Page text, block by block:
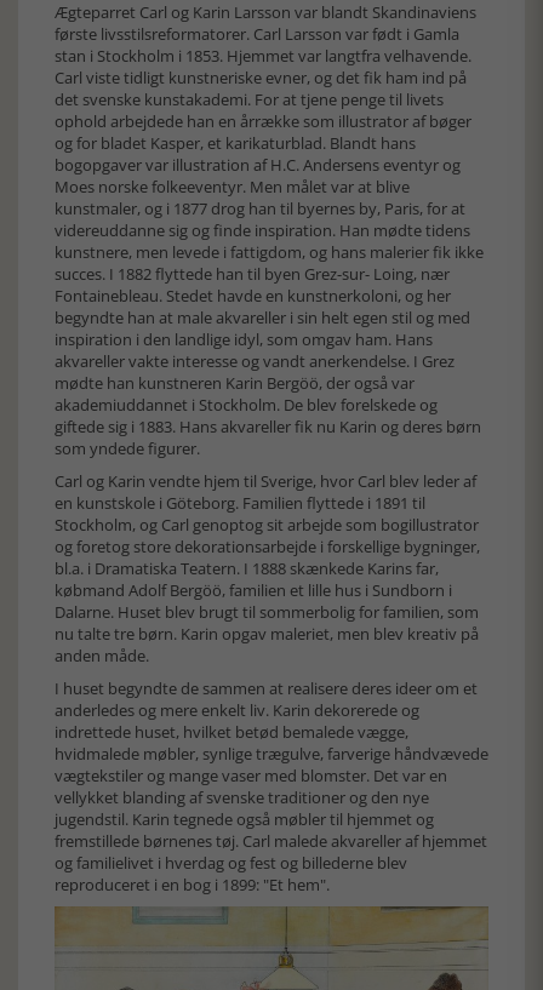
Ægteparret Carl og Karin Larsson var blandt Skandinaviens
første livsstilsreformatorer. Carl Larsson var født i Gamla
stan i Stockholm i 1853. Hjemmet var langtfra velhavende.
Carl viste tidligt kunstneriske evner, og det fik ham ind på
det svenske kunstakademi. For at tjene penge til livets
ophold arbejdede han en årrække som illustrator af bøger
og for bladet Kasper, et karikaturblad. Blandt hans
bogopgaver var illustration af H.C. Andersens eventyr og
Moes norske folkeeventyr. Men målet var at blive
kunstmaler, og i 1877 drog han til byernes by, Paris, for at
videreuddanne sig og finde inspiration. Han mødte tidens
kunstnere, men levede i fattigdom, og hans malerier fik ikke
succes. I 1882 flyttede han til byen Grez-sur- Loing, nær
Fontainebleau. Stedet havde en kunstnerkoloni, og her
begyndte han at male akvareller i sin helt egen stil og med
inspiration i den landlige idyl, som omgav ham. Hans
akvareller vakte interesse og vandt anerkendelse. I Grez
mødte han kunstneren Karin Bergöö, der også var
akademiuddannet i Stockholm. De blev forelskede og
giftede sig i 1883. Hans akvareller fik nu Karin og deres børn
som yndede figurer.
Carl og Karin vendte hjem til Sverige, hvor Carl blev leder af
en kunstskole i Göteborg. Familien flyttede i 1891 til
Stockholm, og Carl genoptog sit arbejde som bogillustrator
og foretog store dekorationsarbejde i forskellige bygninger,
bl.a. i Dramatiska Teatern. I 1888 skænkede Karins far,
købmand Adolf Bergöö, familien et lille hus i Sundborn i
Dalarne. Huset blev brugt til sommerbolig for familien, som
nu talte tre børn. Karin opgav maleriet, men blev kreativ på
anden måde.
I huset begyndte de sammen at realisere deres ideer om et
anderledes og mere enkelt liv. Karin dekorerede og
indrettede huset, hvilket betød bemalede vægge,
hvidmalede møbler, synlige trægulve, farverige håndvævede
vægtekstiler og mange vaser med blomster. Det var en
vellykket blanding af svenske traditioner og den nye
jugendstil. Karin tegnede også møbler til hjemmet og
fremstillede børnenes tøj. Carl malede akvareller af hjemmet
og familielivet i hverdag og fest og billederne blev
reproduceret i en bog i 1899: "Et hem".